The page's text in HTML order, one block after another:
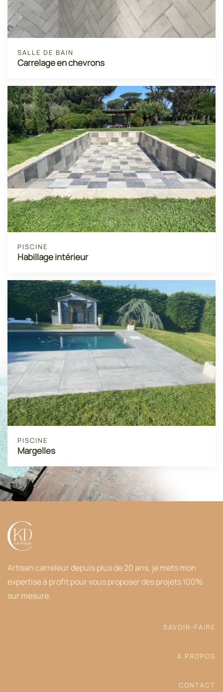
SALLE DE BAIN
Carrelage en chevrons
PISCINE
Habillage intérieur
PISCINE
Margelles
Artisan carreleur depuis plus de 20 ans, je mets mon
expertise à profit pour vous proposer des projets 100%
sur mesure.
SAVOIR-FAIRE
A PROPOS
CONTACT